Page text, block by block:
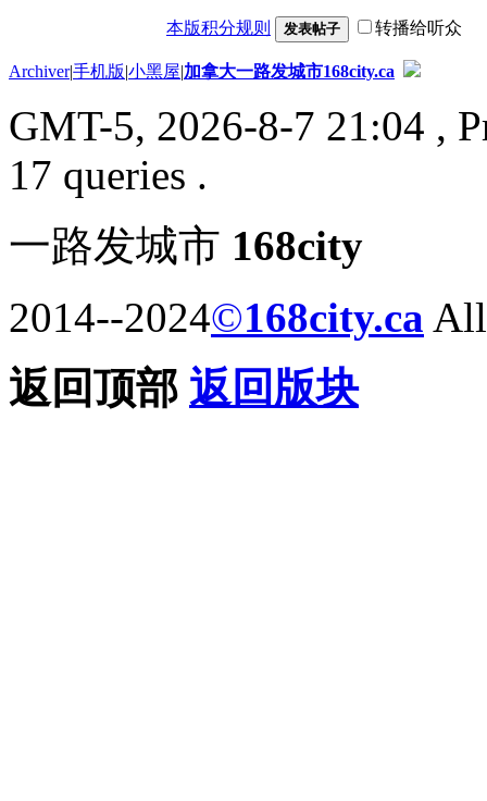
本版积分规则 发表帖子 转播给听众
Archiver|手机版|小黑屋|加拿大一路发城市168city.ca
GMT-5, 2026-8-7 21:04 ,
17 queries .
一路发城市 168city
2014--2024©168city.ca All
返回顶部 返回版块